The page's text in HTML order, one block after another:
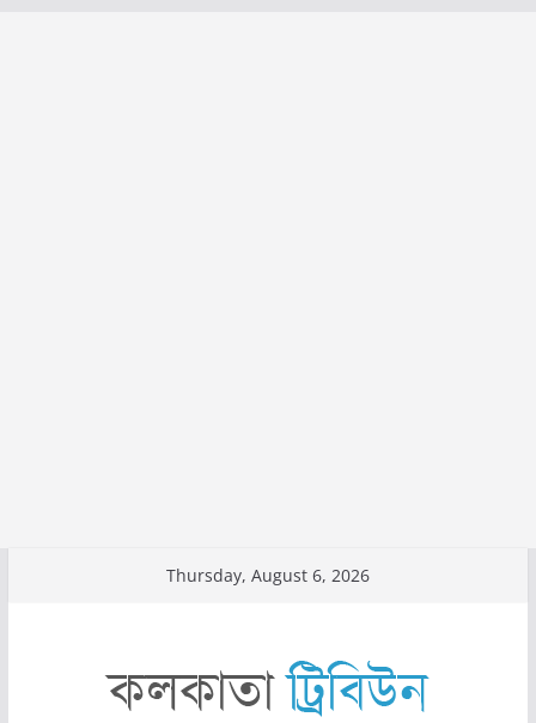
Thursday, August 6, 2026